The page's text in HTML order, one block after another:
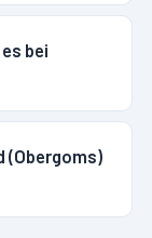
bei
(Obergoms)